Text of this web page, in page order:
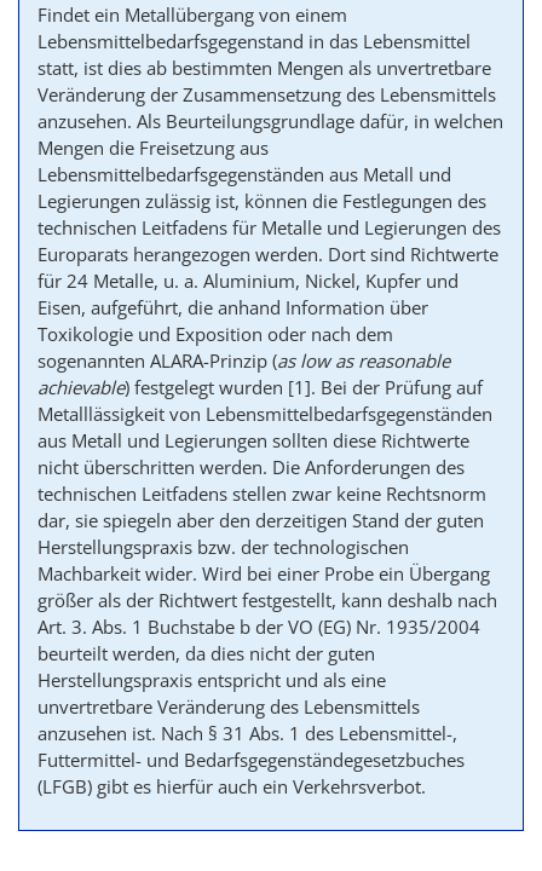
Findet ein Metallübergang von einem
Lebensmittelbedarfsgegenstand in das Lebensmittel
statt, ist dies ab bestimmten Mengen als unvertretbare
Veränderung der Zusammensetzung des Lebensmittels
anzusehen. Als Beurteilungsgrundlage dafür, in welchen
Mengen die Freisetzung aus
Lebensmittelbedarfsgegenständen aus Metall und
Legierungen zulässig ist, können die Festlegungen des
technischen Leitfadens für Metalle und Legierungen des
Europarats herangezogen werden. Dort sind Richtwerte
für 24 Metalle, u. a. Aluminium, Nickel, Kupfer und
Eisen, aufgeführt, die anhand Information über
Toxikologie und Exposition oder nach dem
sogenannten ALARA-Prinzip (as low as reasonable
achievable) festgelegt wurden [1]. Bei der Prüfung auf
Metalllässigkeit von Lebensmittelbedarfsgegenständen
aus Metall und Legierungen sollten diese Richtwerte
nicht überschritten werden. Die Anforderungen des
technischen Leitfadens stellen zwar keine Rechtsnorm
dar, sie spiegeln aber den derzeitigen Stand der guten
Herstellungspraxis bzw. der technologischen
Machbarkeit wider. Wird bei einer Probe ein Übergang
größer als der Richtwert festgestellt, kann deshalb nach
Art. 3. Abs. 1 Buchstabe b der VO (EG) Nr. 1935/2004
beurteilt werden, da dies nicht der guten
Herstellungspraxis entspricht und als eine
unvertretbare Veränderung des Lebensmittels
anzusehen ist. Nach § 31 Abs. 1 des Lebensmittel-,
Futtermittel- und Bedarfsgegenständegesetzbuches
(LFGB) gibt es hierfür auch ein Verkehrsverbot.